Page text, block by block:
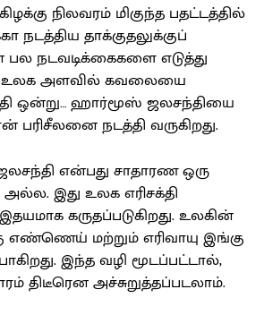
நிலவரம் மிகுந்த பதட்டத்தில்
நடத்திய தாக்குதலுக்குப்
பல நடவடிக்கைகளை எடுத்து
உலக அளவில் கவலையை
ஒன்று… ஹார்மூஸ் ஜலசந்தியை
பரிசீலனை நடத்தி வருகிறது.
என்பது சாதாரண ஒரு
இது உலக எரிசக்தி
கருதப்படுகிறது. உலகின்
எண்ணெய் மற்றும் எரிவாயு இங்கு
இந்த வழி மூடப்பட்டால்,
திடீரென அச்சுறுத்தப்படலாம்.